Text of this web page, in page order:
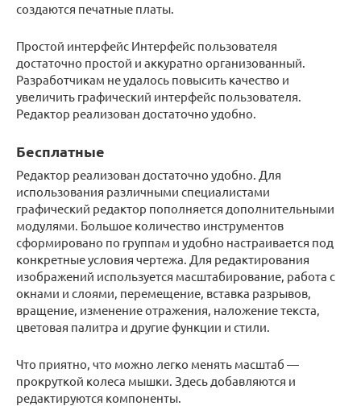
создаются печатные платы.
Простой интерфейс Интерфейс пользователя
достаточно простой и аккуратно организованный.
Разработчикам не удалось повысить качество и
увеличить графический интерфейс пользователя.
Редактор реализован достаточно удобно.
Бесплатные
Редактор реализован достаточно удобно. Для
использования различными специалистами
графический редактор пополняется дополнительными
модулями. Большое количество инструментов
сформировано по группам и удобно настраивается под
конкретные условия чертежа. Для редактирования
изображений используется масштабирование, работа с
окнами и слоями, перемещение, вставка разрывов,
вращение, изменение отражения, наложение текста,
цветовая палитра и другие функции и стили.
Что приятно, что можно легко менять масштаб —
прокруткой колеса мышки. Здесь добавляются и
редактируются компоненты.